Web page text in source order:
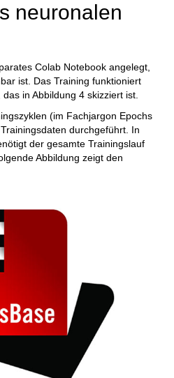
neuronalen
Colab Notebook angelegt,
ist. Das Training funktioniert
in Abbildung 4 skizziert ist.
(im Fachjargon Epochs
durchgeführt. In
der gesamte Trainingslauf
Abbildung zeigt den